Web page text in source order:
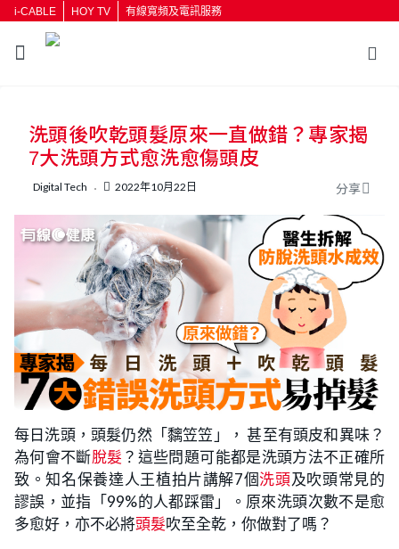
i-CABLE HOY TV 有線寬頻及電訊服務
按輸入鍵開始搜尋
洗頭後吹乾頭髮原來一直做錯？專家揭
7大洗頭方式愈洗愈傷頭皮
Digital Tech 2022年10月22日 分享
每日洗頭，頭髮仍然「黐笠笠」， 甚至有頭皮和異味？
為何會不斷脫髮 ？這些問題可能都是洗頭方法不正確所
致。知名保養達人王植拍片講解7個洗頭及吹頭常見的
謬誤，並指「99%的人都踩雷」。原來洗頭次數不是愈
多愈好，亦不必將頭髮吹至全乾，你做對了嗎？